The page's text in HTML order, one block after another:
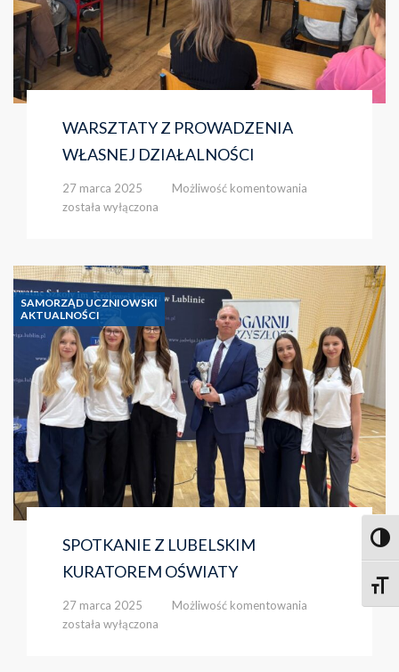
WARSZTATY Z PROWADZENIA
WŁASNEJ DZIAŁALNOŚCI
27 marca 2025 Możliwość komentowania
została wyłączona
SAMORZĄD UCZNIOWSKI
AKTUALNOŚCI
SPOTKANIE Z LUBELSKIM
KURATOREM OŚWIATY
27 marca 2025 Możliwość komentowania SPOTKANIE
została wyłączona